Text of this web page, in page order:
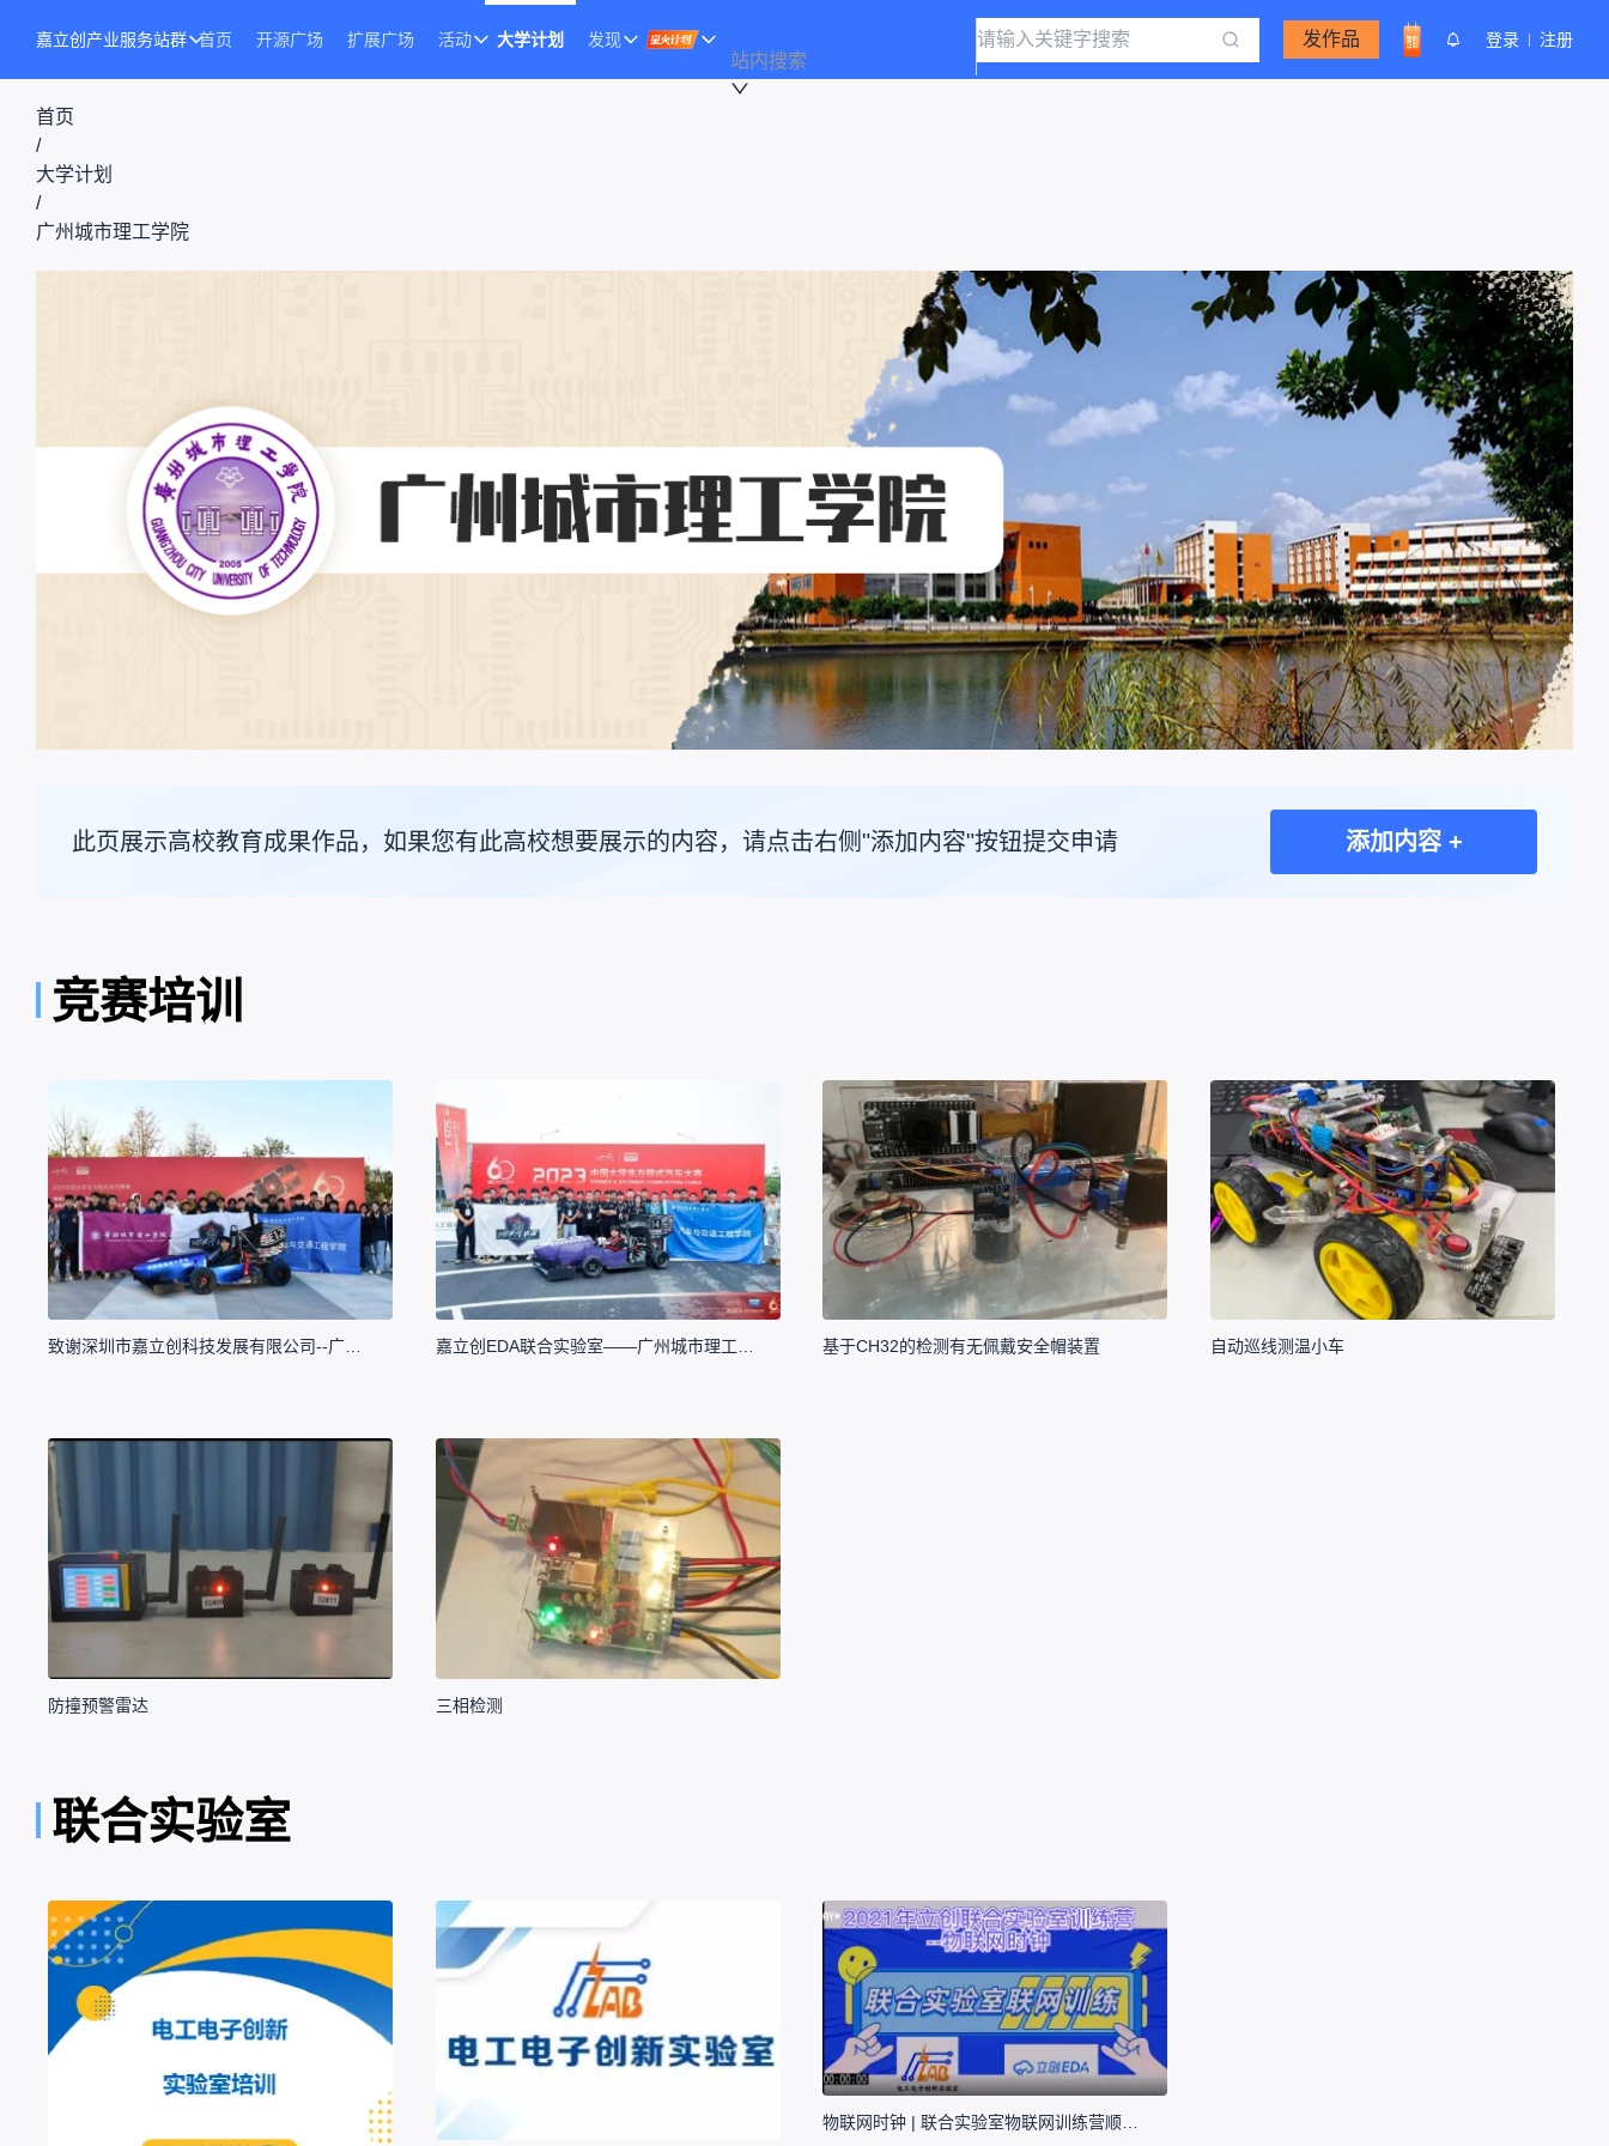
嘉立创产业服务站群 首页 开源广场 扩展广场 活动 大学计划 发现
站内搜索
发作品 登录 注册
首页
/
大学计划
/
广州城市理工学院
此页展示高校教育成果作品，如果您有此高校想要展示的内容，请点击右侧"添加内容"按钮提交申请 添加内容 +
竞赛培训
致谢深圳市嘉立创科技发展有限公司--广州城市理工学院FSEC华汽车队 嘉立创EDA联合实验室——广州城市理工学院FSCC华汽车队 基于CH32的检测有无佩戴安全帽装置 自动巡线测温小车
防撞预警雷达 三相检测
联合实验室
物联网时钟 | 联合实验室物联网训练营顺利结营！